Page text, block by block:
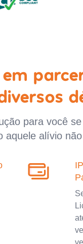
para você
aquele alívio